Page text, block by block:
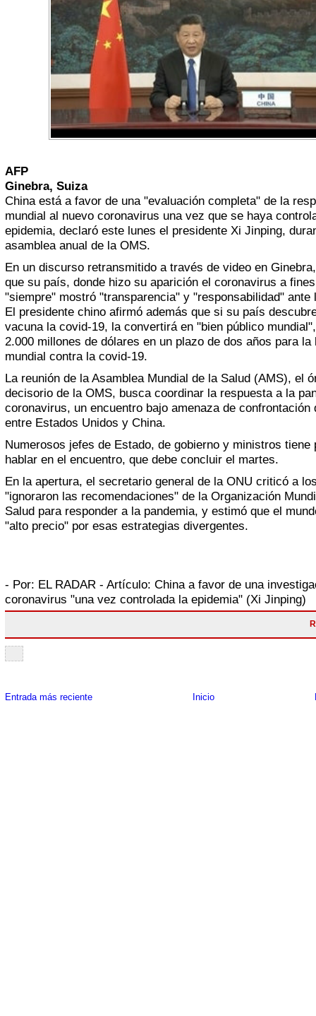
AFP
Ginebra, Suiza
China está a favor de una "evaluación completa" de la
mundial al nuevo coronavirus una vez que se haya
epidemia, declaró este lunes el presidente Xi Jinping,
asamblea anual de la OMS.
En un discurso retransmitido a través de video en
que su país, donde hizo su aparición el coronavirus a
"siempre" mostró "transparencia" y "responsabilidad" ante
El presidente chino afirmó además que si su país
vacuna la covid-19, la convertirá en "bien público
2.000 millones de dólares en un plazo de dos años para la
mundial contra la covid-19.
La reunión de la Asamblea Mundial de la Salud (AMS), el
decisorio de la OMS, busca coordinar la respuesta a la
coronavirus, un encuentro bajo amenaza de confrontación
entre Estados Unidos y China.
Numerosos jefes de Estado, de gobierno y ministros tiene
hablar en el encuentro, que debe concluir el martes.
En la apertura, el secretario general de la ONU criticó a
"ignoraron las recomendaciones" de la Organización
Salud para responder a la pandemia, y estimó que el
"alto precio" por esas estrategias divergentes.
- Por: EL RADAR - Artículo: China a favor de una
coronavirus "una vez controlada la epidemia" (Xi Jinping)
Entrada más reciente Inicio